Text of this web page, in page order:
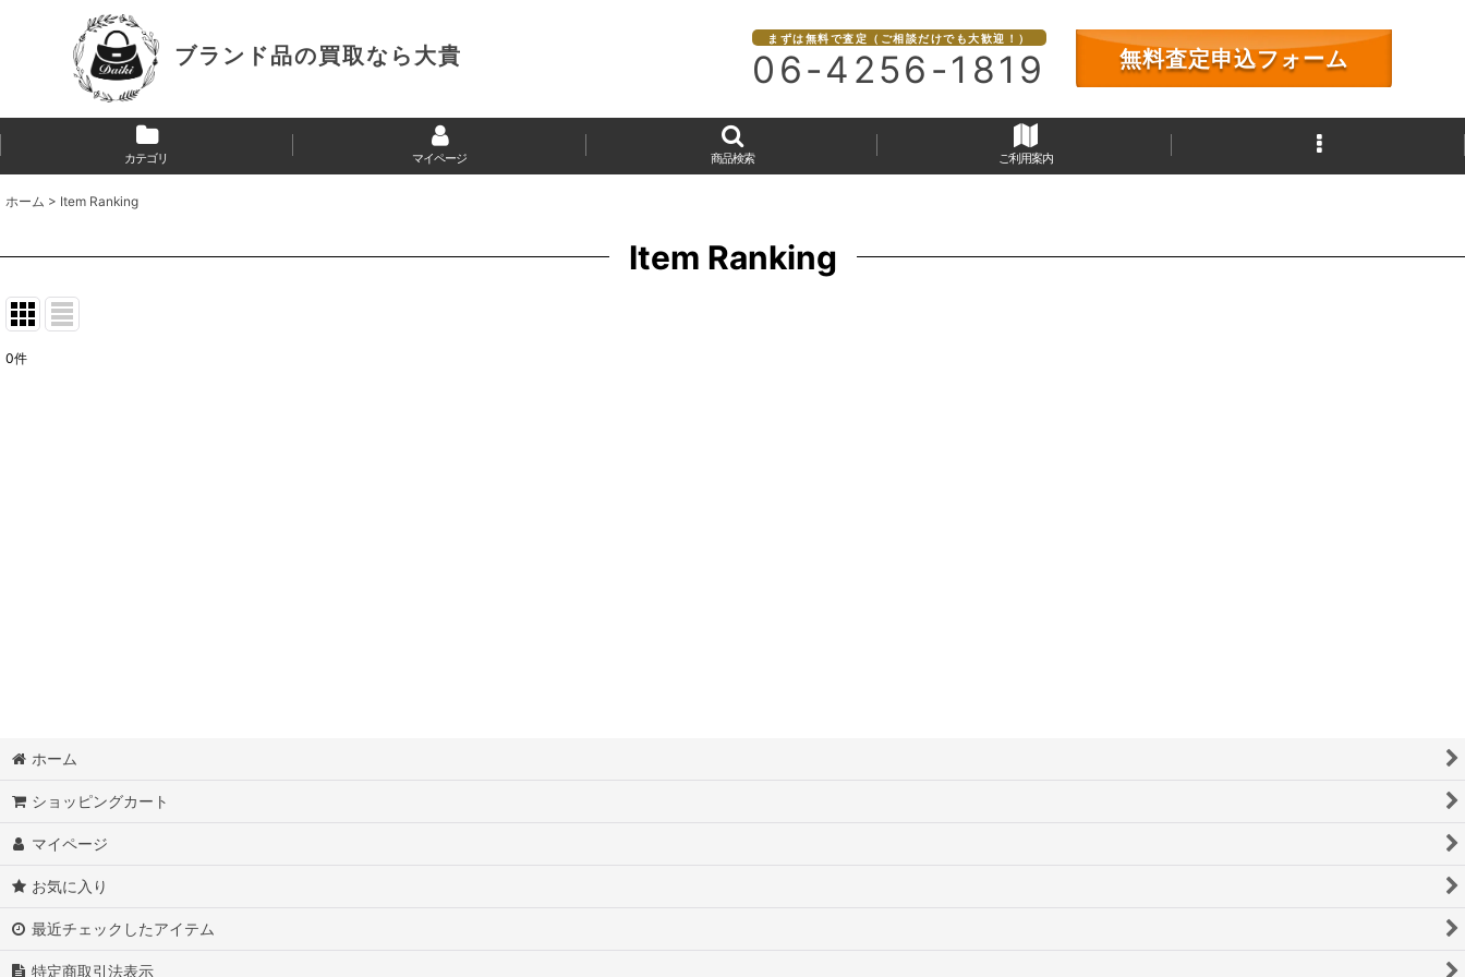
ブランド品の買取なら大貴
まずは無料で査定（ご相談だけでも大歓迎！）
06-4256-1819 無料査定申込フォーム
カテゴリ マイページ 商品検索 ご利用案内
ホーム > Item Ranking
Item Ranking
0件
ホーム
ショッピングカート
マイページ
お気に入り
最近チェックしたアイテム
特定商取引法表示